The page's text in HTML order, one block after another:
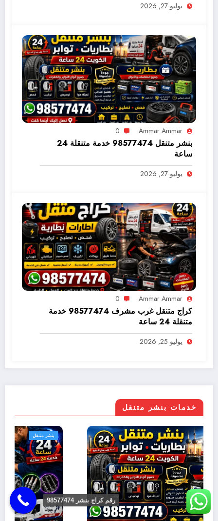
يوليو 27, 2026
Ammar Ammar
0
بنشر متنقل 98577474 خدمة متنقلة 24
ساعة
يوليو 27, 2026
Ammar Ammar
0
كراج متنقل غرب مشرف 98577474 خدمة
متنقلة 24 ساعة
يوليو 25, 2026
خدمات بنشر متنقل
بنشر متنقل
رقم كراج بنشر 98577474